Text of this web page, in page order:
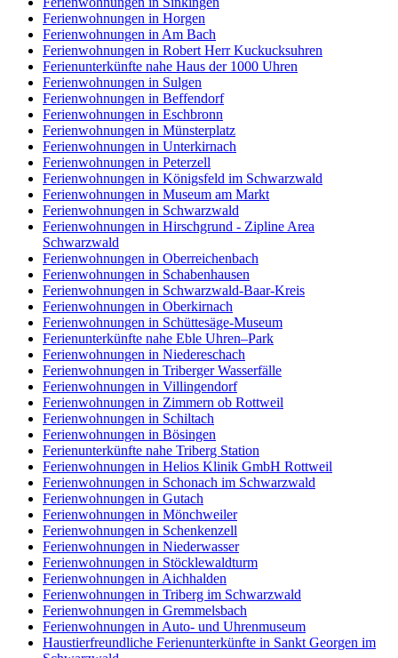
Ferienwohnungen in Horgen
Ferienwohnungen in Am Bach
Ferienwohnungen in Robert Herr Kuckucksuhren
Ferienunterkünfte nahe Haus der 1000 Uhren
Ferienwohnungen in Sulgen
Ferienwohnungen in Beffendorf
Ferienwohnungen in Eschbronn
Ferienwohnungen in Münsterplatz
Ferienwohnungen in Unterkirnach
Ferienwohnungen in Peterzell
Ferienwohnungen in Königsfeld im Schwarzwald
Ferienwohnungen in Museum am Markt
Ferienwohnungen in Schwarzwald
Ferienwohnungen in Hirschgrund - Zipline Area
Schwarzwald
Ferienwohnungen in Oberreichenbach
Ferienwohnungen in Schabenhausen
Ferienwohnungen in Schwarzwald-Baar-Kreis
Ferienwohnungen in Oberkirnach
Ferienwohnungen in Schüttesäge-Museum
Ferienunterkünfte nahe Eble Uhren–Park
Ferienwohnungen in Niedereschach
Ferienwohnungen in Triberger Wasserfälle
Ferienwohnungen in Villingendorf
Ferienwohnungen in Zimmern ob Rottweil
Ferienwohnungen in Schiltach
Ferienwohnungen in Bösingen
Ferienunterkünfte nahe Triberg Station
Ferienwohnungen in Helios Klinik GmbH Rottweil
Ferienwohnungen in Schonach im Schwarzwald
Ferienwohnungen in Gutach
Ferienwohnungen in Mönchweiler
Ferienwohnungen in Schenkenzell
Ferienwohnungen in Niederwasser
Ferienwohnungen in Stöcklewaldturm
Ferienwohnungen in Aichhalden
Ferienwohnungen in Triberg im Schwarzwald
Ferienwohnungen in Gremmelsbach
Ferienwohnungen in Auto- und Uhrenmuseum
Haustierfreundliche Ferienunterkünfte in Sankt Georgen im